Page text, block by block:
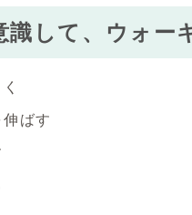
識して、ウォー
ばす